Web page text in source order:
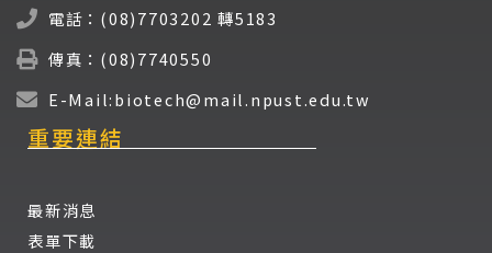
電話：(08)7703202 轉5183
傳真：(08)7740550
E-Mail:biotech@mail.npust.edu.tw
重要連結
最新消息
表單下載